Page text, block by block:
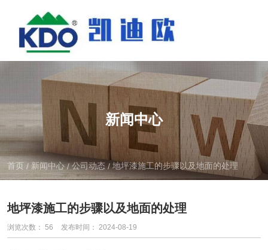
新闻中心
首页 / 新闻中心 /公司动态 /地坪漆施工的步骤以及地面的处理
地坪漆施工的步骤以及地面的处理
浏览次数： 56 发布时间： 2024-08-19